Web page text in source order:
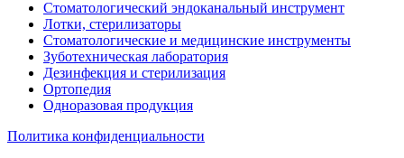
Стоматологический эндоканальный инструмент
Лотки, стерилизаторы
Стоматологические и медицинские инструменты
Зуботехническая лаборатория
Дезинфекция и стерилизация
Ортопедия
Одноразовая продукция
Политика конфиденциальности